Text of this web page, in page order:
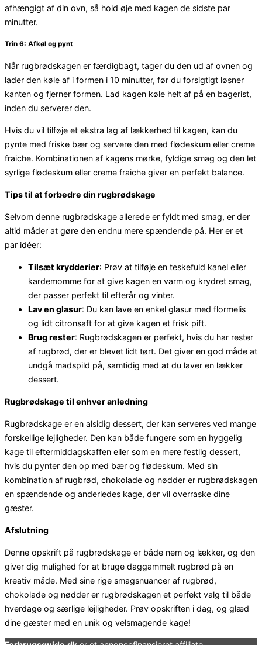
afhængigt af din ovn, så hold øje med kagen de sidste par
minutter.
Trin 6: Afkøl og pynt
Når rugbrødskagen er færdigbagt, tager du den ud af ovnen og
lader den køle af i formen i 10 minutter, før du forsigtigt løsner
kanten og fjerner formen. Lad kagen køle helt af på en bagerist,
inden du serverer den.
Hvis du vil tilføje et ekstra lag af lækkerhed til kagen, kan du
pynte med friske bær og servere den med flødeskum eller creme
fraiche. Kombinationen af kagens mørke, fyldige smag og den let
syrlige flødeskum eller creme fraiche giver en perfekt balance.
Tips til at forbedre din rugbrødskage
Selvom denne rugbrødskage allerede er fyldt med smag, er der
altid måder at gøre den endnu mere spændende på. Her er et
par idéer:
Tilsæt krydderier: Prøv at tilføje en teskefuld kanel eller
kardemomme for at give kagen en varm og krydret smag,
der passer perfekt til efterår og vinter.
Lav en glasur: Du kan lave en enkel glasur med flormelis
og lidt citronsaft for at give kagen et frisk pift.
Brug rester: Rugbrødskagen er perfekt, hvis du har rester
af rugbrød, der er blevet lidt tørt. Det giver en god måde at
undgå madspild på, samtidig med at du laver en lækker
dessert.
Rugbrødskage til enhver anledning
Rugbrødskage er en alsidig dessert, der kan serveres ved mange
forskellige lejligheder. Den kan både fungere som en hyggelig
kage til eftermiddagskaffen eller som en mere festlig dessert,
hvis du pynter den op med bær og flødeskum. Med sin
kombination af rugbrød, chokolade og nødder er rugbrødskagen
en spændende og anderledes kage, der vil overraske dine
gæster.
Afslutning
Denne opskrift på rugbrødskage er både nem og lækker, og den
giver dig mulighed for at bruge daggammelt rugbrød på en
kreativ måde. Med sine rige smagsnuancer af rugbrød,
chokolade og nødder er rugbrødskagen et perfekt valg til både
hverdage og særlige lejligheder. Prøv opskriften i dag, og glæd
dine gæster med en unik og velsmagende kage!